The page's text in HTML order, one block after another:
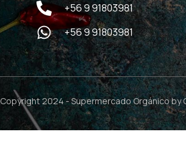
+56 9 91803981
+56 9 91803981
Copyright 2024 -Supermercado Orgánicoby